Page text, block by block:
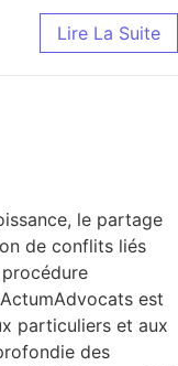
Lire La Suite
le partage
de conflits liés
est
particuliers et aux
des